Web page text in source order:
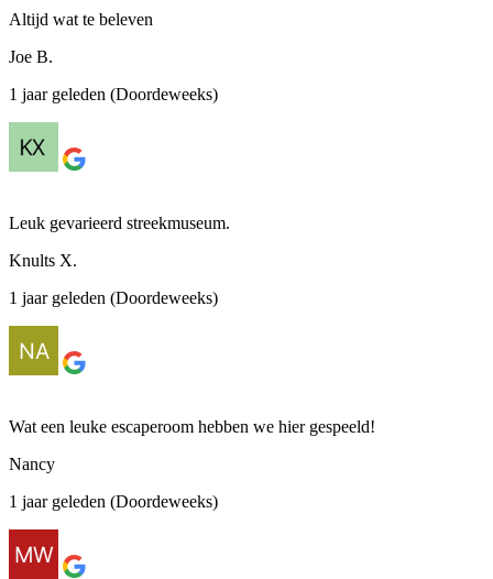
Altijd wat te beleven
Joe B.
1 jaar geleden (Doordeweeks)
Leuk gevarieerd streekmuseum.
Knults X.
1 jaar geleden (Doordeweeks)
Wat een leuke escaperoom hebben we hier gespeeld!
Nancy
1 jaar geleden (Doordeweeks)